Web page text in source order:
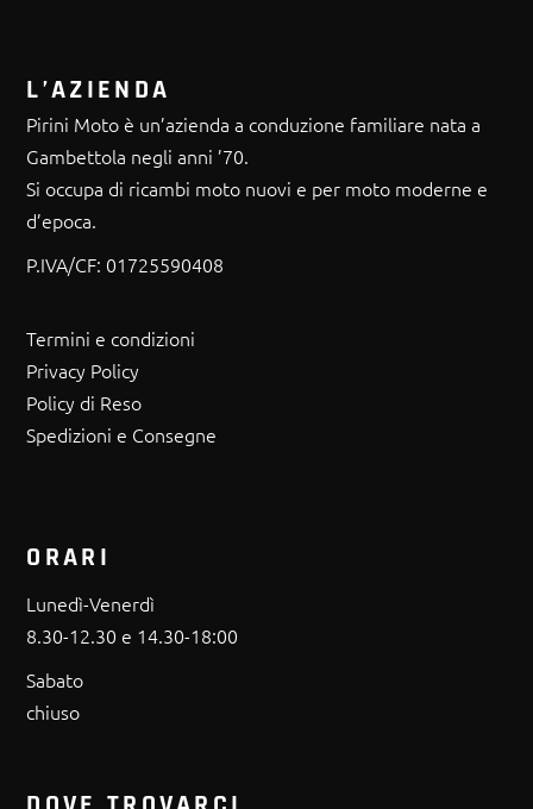
L’AZIENDA
Pirini Moto è un’azienda a conduzione familiare nata a
Gambettola negli anni ’70.
Si occupa di ricambi moto nuovi e per moto moderne e
d’epoca.
P.IVA/CF: 01725590408
Termini e condizioni
Privacy Policy
Policy di Reso
Spedizioni e Consegne
ORARI
Lunedì-Venerdì
8.30-12.30 e 14.30-18:00
Sabato
chiuso